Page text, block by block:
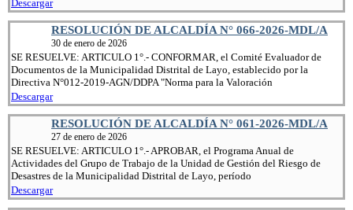
Descargar
RESOLUCIÓN DE ALCALDÍA N° 066-2026-MDL/A
30 de enero de 2026
SE RESUELVE: ARTICULO 1°.- CONFORMAR, el Comité Evaluador de
Documentos de la Municipalidad Distrital de Layo, establecido por la
Directiva N°012-2019-AGN/DDPA "Norma para la Valoración
Descargar
RESOLUCIÓN DE ALCALDÍA N° 061-2026-MDL/A
27 de enero de 2026
SE RESUELVE: ARTICULO 1°.- APROBAR, el Programa Anual de
Actividades del Grupo de Trabajo de la Unidad de Gestión del Riesgo de
Desastres de la Municipalidad Distrital de Layo, período
Descargar